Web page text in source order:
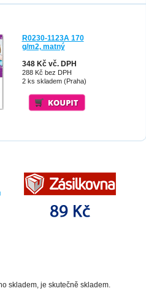
R0230-1123A 170
g/m2, matný
348 Kč vč. DPH
288 Kč bez DPH
2 ks skladem (Praha)
skladem, je skutečně skladem.